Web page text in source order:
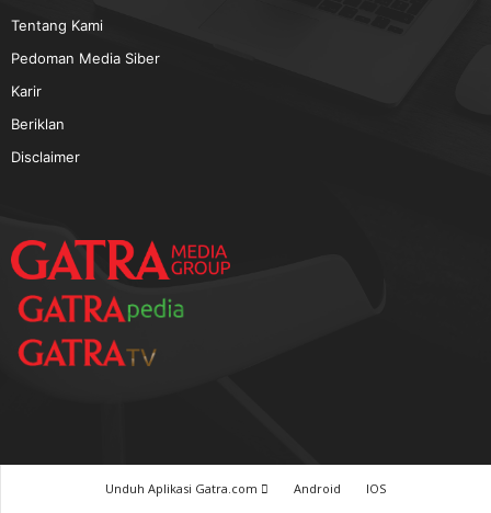
TERPOPULER
Baca GATRA Baru Bicara